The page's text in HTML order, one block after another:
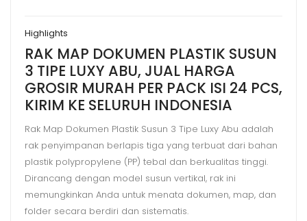
PLASTIK
SUSUN
3
TIPE
LUXY
ABU,
HARGA
MURAH
Highlights
RAK MAP DOKUMEN PLASTIK SUSUN
3 TIPE LUXY ABU, JUAL HARGA
GROSIR MURAH PER PACK ISI 24 PCS,
KIRIM KE SELURUH INDONESIA
Rak Map Dokumen Plastik Susun 3 Tipe Luxy Abu adalah
rak penyimpanan berlapis tiga yang terbuat dari bahan
plastik polypropylene (PP) tebal dan berkualitas tinggi.
Dirancang dengan model susun vertikal, rak ini
memungkinkan Anda untuk menata dokumen, map, dan
folder secara berdiri dan sistematis.